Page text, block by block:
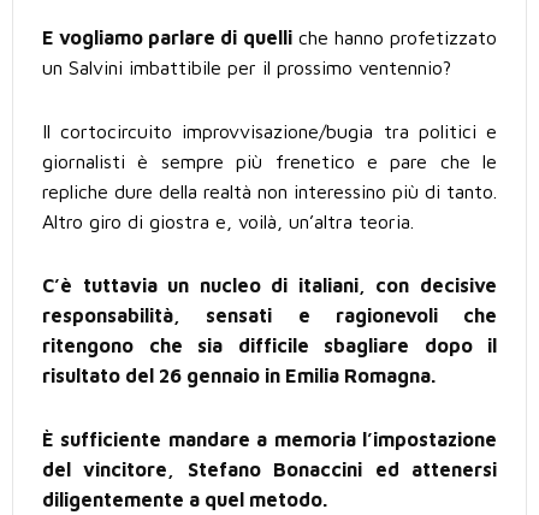
E vogliamo parlare di quelliche hanno profetizzato
un Salvini imbattibile per il prossimo ventennio?
Il cortocircuito improvvisazione/bugia tra politici e
giornalisti è sempre più frenetico e pare che le
repliche dure della realtà non interessino più di tanto.
Altro giro di giostra e, voilà, un’altra teoria.
C’è tuttavia un nucleo di italiani, con decisive
responsabilità, sensati e ragionevoli che
ritengono che sia difficile sbagliare dopo il
risultato del 26 gennaio in Emilia Romagna.
È sufficiente mandare a memoria l’impostazione
del vincitore, Stefano Bonaccini ed attenersi
diligentemente a quel metodo.